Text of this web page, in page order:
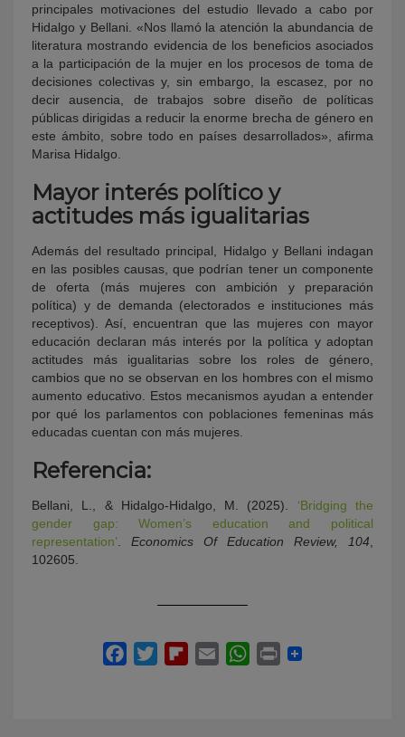
principales motivaciones del estudio llevado a cabo por
Hidalgo y Bellani. «Nos llamó la atención la abundancia de
literatura mostrando evidencia de los beneficios asociados
a la participación de la mujer en los procesos de toma de
decisiones colectivas y, sin embargo, la escasez, por no
decir ausencia, de trabajos sobre diseño de políticas
públicas dirigidas a reducir la enorme brecha de género en
este ámbito, sobre todo en países desarrollados», afirma
Marisa Hidalgo.
Mayor interés político y
actitudes más igualitarias
Además del resultado principal, Hidalgo y Bellani indagan
en las posibles causas, que podrían tener un componente
de oferta (más mujeres con ambición y preparación
política) y de demanda (electorados e instituciones más
receptivos). Así, encuentran que las mujeres con mayor
educación declaran más interés por la política y adoptan
actitudes más igualitarias sobre los roles de género,
cambios que no se observan en los hombres con el mismo
aumento educativo. Estos mecanismos ayudan a entender
por qué los parlamentos con poblaciones femeninas más
educadas cuentan con más mujeres.
Referencia:
Bellani, L., & Hidalgo-Hidalgo, M. (2025). ‘Bridging the
gender gap: Women’s education and political
representation’
Economics Of Education Review, 104
102605.